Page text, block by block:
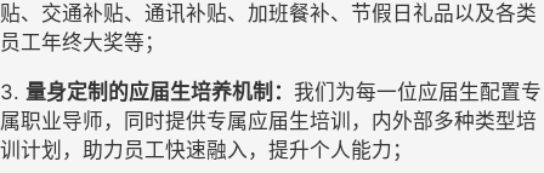
贴、交通补贴、通讯补贴、加班餐补、节假日礼品以及各类
员工年终大奖等；
3. 量身定制的应届生培养机制： 我们为每一位应届生配置专
属职业导师，同时提供专属应届生培训，内外部多种类型培
训计划，助力员工快速融入，提升个人能力；